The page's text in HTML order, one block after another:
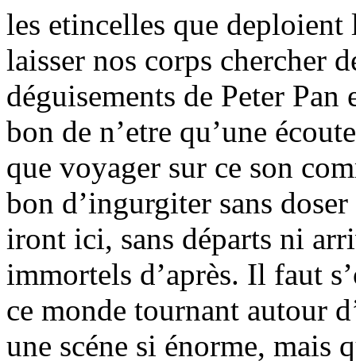
les etincelles que deploient
laisser nos corps chercher
déguisements de Peter
bon de n’etre qu’une
que voyager sur ce son
bon d’ingurgiter sans
iront ici, sans départs ni
immortels d’après. Il faut
ce monde tournant autour
une scéne si énorme, mais